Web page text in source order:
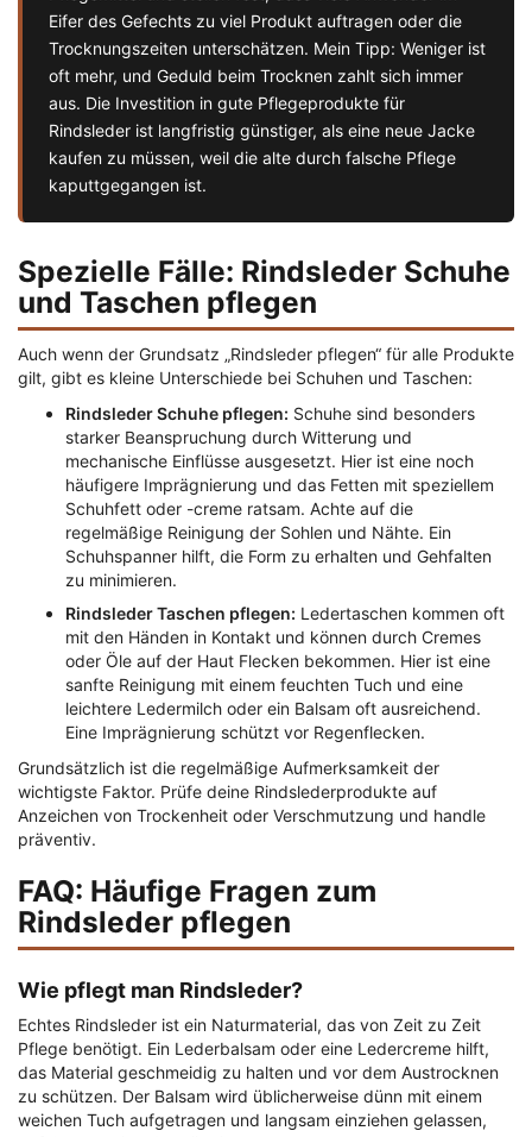
Eifer des Gefechts zu viel Produkt auftragen oder die
Trocknungszeiten unterschätzen. Mein Tipp: Weniger ist
oft mehr, und Geduld beim Trocknen zahlt sich immer
aus. Die Investition in gute Pflegeprodukte für
Rindsleder ist langfristig günstiger, als eine neue Jacke
kaufen zu müssen, weil die alte durch falsche Pflege
kaputtgegangen ist.
Spezielle Fälle: Rindsleder Schuhe
und Taschen pflegen
Auch wenn der Grundsatz „Rindsleder pflegen“ für alle Produkte
gilt, gibt es kleine Unterschiede bei Schuhen und Taschen:
Rindsleder Schuhe pflegen: Schuhe sind besonders
starker Beanspruchung durch Witterung und
mechanische Einflüsse ausgesetzt. Hier ist eine noch
häufigere Imprägnierung und das Fetten mit speziellem
Schuhfett oder -creme ratsam. Achte auf die
regelmäßige Reinigung der Sohlen und Nähte. Ein
Schuhspanner hilft, die Form zu erhalten und Gehfalten
zu minimieren.
Rindsleder Taschen pflegen: Ledertaschen kommen oft
mit den Händen in Kontakt und können durch Cremes
oder Öle auf der Haut Flecken bekommen. Hier ist eine
sanfte Reinigung mit einem feuchten Tuch und eine
leichtere Ledermilch oder ein Balsam oft ausreichend.
Eine Imprägnierung schützt vor Regenflecken.
Grundsätzlich ist die regelmäßige Aufmerksamkeit der
wichtigste Faktor. Prüfe deine Rindslederprodukte auf
Anzeichen von Trockenheit oder Verschmutzung und handle
präventiv.
FAQ: Häufige Fragen zum
Rindsleder pflegen
Wie pflegt man Rindsleder?
Echtes Rindsleder ist ein Naturmaterial, das von Zeit zu Zeit
Pflege benötigt. Ein Lederbalsam oder eine Ledercreme hilft,
das Material geschmeidig zu halten und vor dem Austrocknen
zu schützen. Der Balsam wird üblicherweise dünn mit einem
weichen Tuch aufgetragen und langsam einziehen gelassen,